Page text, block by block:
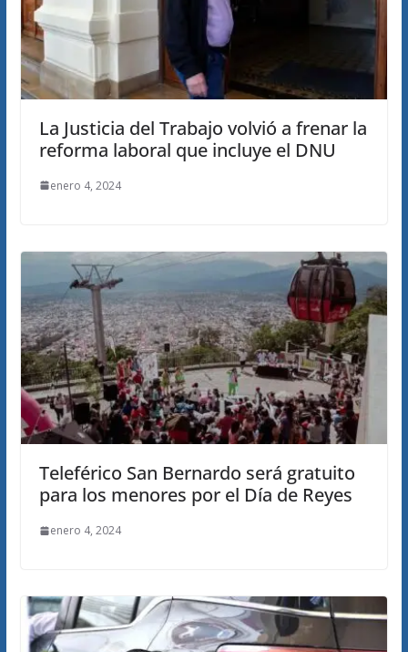
La Justicia del Trabajo volvió a frenar la
reforma laboral que incluye el DNU
enero 4, 2024
Teleférico San Bernardo será gratuito
para los menores por el Día de Reyes
enero 4, 2024